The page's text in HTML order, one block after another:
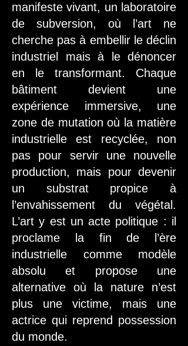
manifeste vivant, un laboratoire
de subversion, où l’art ne
cherche pas à embellir le déclin
industriel mais à le dénoncer
en le transformant. Chaque
bâtiment devient une
expérience immersive, une
zone de mutation où la matière
industrielle est recyclée, non
pas pour servir une nouvelle
production, mais pour devenir
un substrat propice à
l’envahissement du végétal.
L’art y est un acte politique : il
proclame la fin de l’ère
industrielle comme modèle
absolu et propose une
alternative où la nature n’est
plus une victime, mais une
actrice qui reprend possession
du monde.